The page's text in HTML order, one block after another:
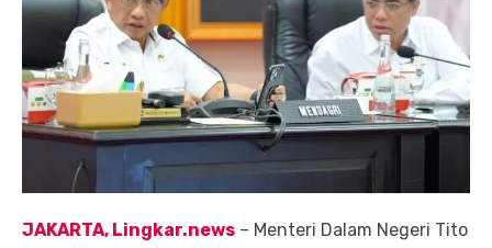
JAKARTA, Lingkar.news – Menteri Dalam Negeri Tito